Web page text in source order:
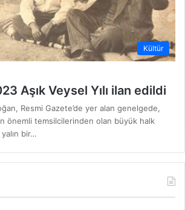
Kültür
Aşık Veysel Yılı ilan edildi
Resmi Gazete’de yer alan genelgede,
önemli temsilcilerinden olan büyük halk
yalın bir…